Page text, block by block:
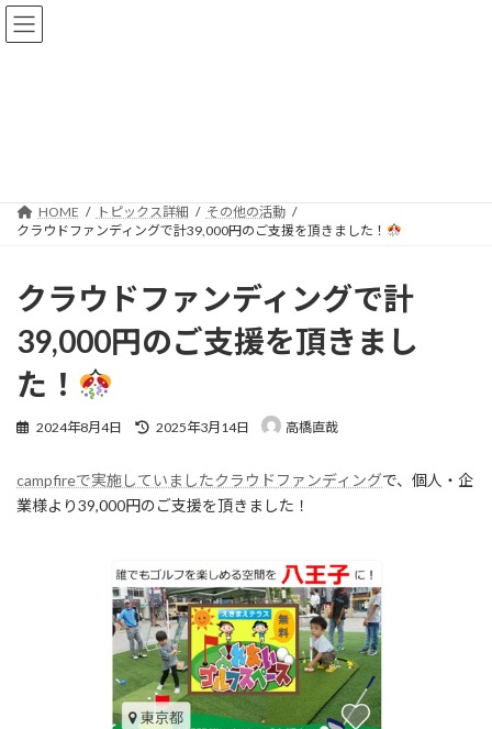
コ
ン
プ
ナ
ビ
動
HOME トピックス詳細
その他の活動
クラウドファンディングで計39,000円のご支援を頂きました！
クラウドファンディングで計
39,000円のご支援を頂きまし
た！
2024年8月4日
最
新
日
2025年3月14日 高橋直哉
campfireで実施していましたクラウドファンディングで、個人・企
業様より39,000円のご支援を頂きました！